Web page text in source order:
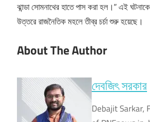
ঝান্ডা সোমনাথের হাতে পাস করা হল।” এই
উত্তরে রাজনৈতিক মহলে তীব্র চর্চা শুরু হয়েছে।
About The Author
দেবজিৎ সরকার
Debajit Sarkar,